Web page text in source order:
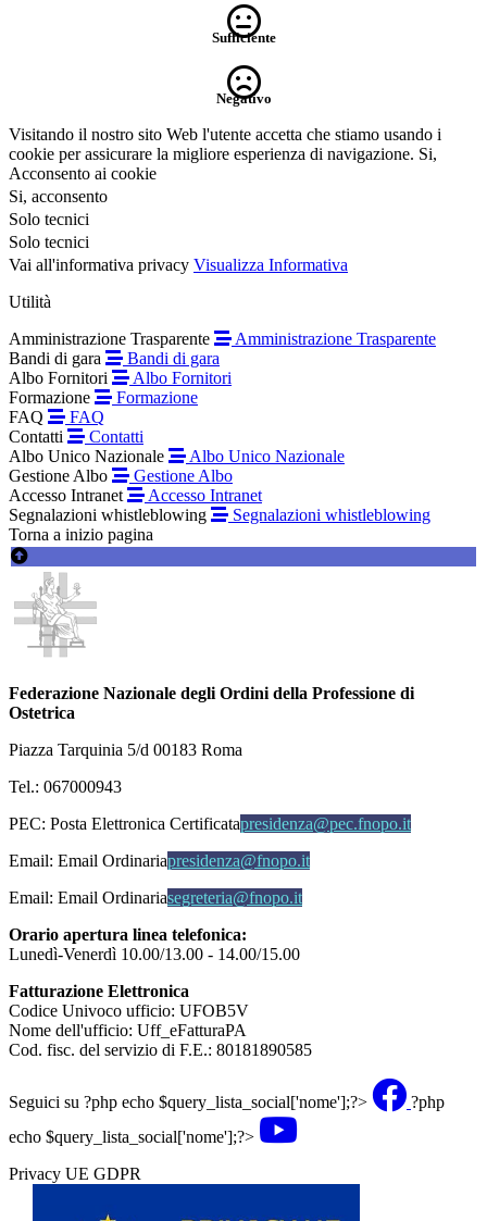
Sufficiente
Negativo
Visitando il nostro sito Web l'utente accetta che stiamo usando i
cookie per assicurare la migliore esperienza di navigazione. Si,
Acconsento ai cookie
Si, acconsento
Solo tecnici
Solo tecnici
Vai all'informativa privacy Visualizza Informativa
Utilità
Amministrazione Trasparente
Amministrazione Trasparente
Bandi di gara
Bandi di gara
Albo Fornitori
Albo Fornitori
Formazione
Formazione
FAQ
FAQ
Contatti
Contatti
Albo Unico Nazionale
Albo Unico Nazionale
Gestione Albo
Gestione Albo
Accesso Intranet
Accesso Intranet
Segnalazioni whistleblowing
Segnalazioni whistleblowing
Torna a inizio pagina
Federazione Nazionale degli Ordini della Professione di
Ostetrica
Piazza Tarquinia 5/d 00183 Roma
Tel.: 067000943
PEC: Posta Elettronica Certificatapresidenza@pec.fnopo.it
Email: Email Ordinariapresidenza@fnopo.it
Email: Email Ordinariasegreteria@fnopo.it
Orario apertura linea telefonica:
Lunedì-Venerdì 10.00/13.00 - 14.00/15.00
Fatturazione Elettronica
Codice Univoco ufficio: UFOB5V
Nome dell'ufficio: Uff_eFatturaPA
Cod. fisc. del servizio di F.E.: 80181890585
Seguici su ?php echo $query_lista_social['nome'];?>
?php
echo $query_lista_social['nome'];?>
Privacy UE GDPR